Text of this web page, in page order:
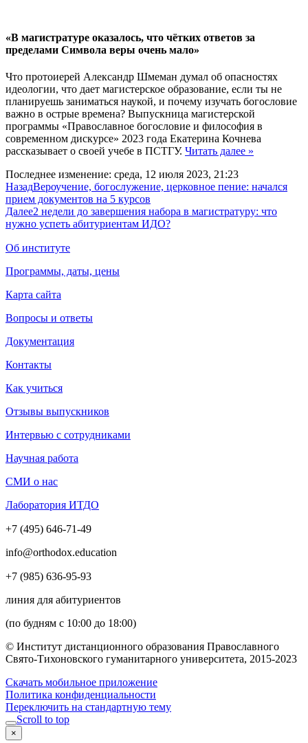
«В магистратуре оказалось, что чётких ответов за
пределами Символа веры очень мало»
Что протоиерей Александр Шмеман думал об опасностях
идеологии, что дает магистерское образование, если ты не
планируешь заниматься наукой, и почему изучать богословие
важно в острые времена? Выпускница магистерской
программы «Православное богословие и философия в
современном дискурсе» 2023 года Екатерина Кочнева
рассказывает о своей учебе в ПСТГУ. Читать далее »
Последнее изменение: среда, 12 июля 2023, 21:23
НазадВероучение, богослужение, церковное пение: начался
прием документов на 5 курсов
Далее2 недели до завершения набора в магистратуру: что
нужно успеть абитуриентам ИДО?
Об институте
Программы, даты, цены
Карта сайта
Вопросы и ответы
Документация
Контакты
Как учиться
Отзывы выпускников
Интервью с сотрудниками
Научная работа
СМИ о нас
Лаборатория ИТДО
+7 (495) 646-71-49
info@orthodox.education
+7 (985) 636-95-93
линия для абитуриентов
(по будням с 10:00 до 18:00)
© Институт дистанционного образования Православного
Свято-Тихоновского гуманитарного университета, 2015-2023
Скачать мобильное приложение
Политика конфиденциальности
Переключить на стандартную тему
Scroll to top
×